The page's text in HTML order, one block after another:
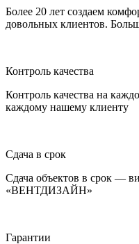
Более 20 лет создаем
довольных клиентов.
Контроль качества
Контроль качества на
каждому нашему клиенту
Сдача в срок
Сдача объектов в срок —
«ВЕНТДИЗАЙН»
Гарантии